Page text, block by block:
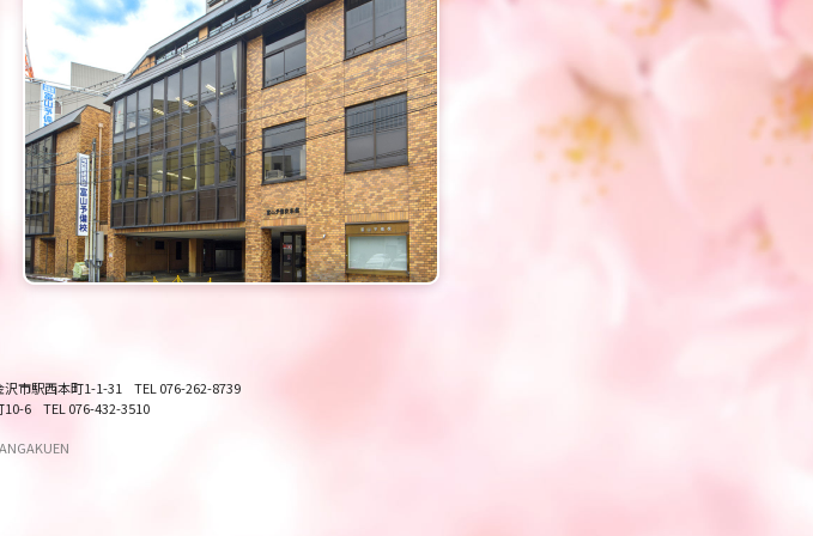
市駅西本町1-1-31
TEL 076-262-8739
10-6 TEL 076-432-3510